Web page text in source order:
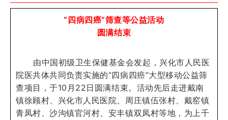
“四病四癌”筛查等公益活动
圆满结束
由中国初级卫生保健基金会发起，兴化市人民医
院医共体共同负责实施的“四病四癌”大型移动公益筛
查项目，于10月22日圆满结束。活动先后走进戴南
镇徐顾村、兴化市人民医院、周庄镇伍张村、戴窑镇
青凤村、沙沟镇官河村、安丰镇双凤村等地，为上千